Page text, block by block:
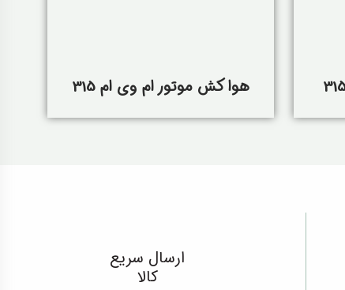
هوا کش موتور ام وی ام 315
ارسال سریع
کالا